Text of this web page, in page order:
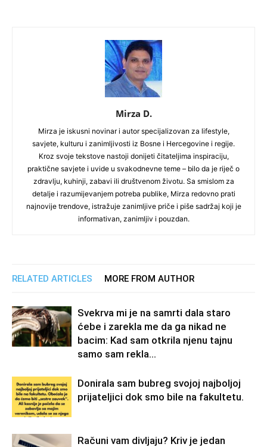
Mirza D.
Mirza je iskusni novinar i autor specijalizovan za lifestyle,
savjete, kulturu i zanimljivosti iz Bosne i Hercegovine i regije.
Kroz svoje tekstove nastoji donijeti čitateljima inspiraciju,
praktične savjete i uvide u svakodnevne teme – bilo da je riječ o
zdravlju, kuhinji, zabavi ili društvenom životu. Sa smislom za
detalje i razumijevanjem potreba publike, Mirza redovno prati
najnovije trendove, istražuje zanimljive priče i piše sadržaj koji je
informativan, zanimljiv i pouzdan.
RELATED ARTICLES MORE FROM AUTHOR
Svekrva mi je na samrti dala staro
ćebe i zarekla me da ga nikad ne
bacim: Kad sam otkrila njenu tajnu
samo sam rekla...
Donirala sam bubreg svojoj najboljoj
prijateljici dok smo bile na fakultetu.
Računi vam divljaju? Kriv je jedan